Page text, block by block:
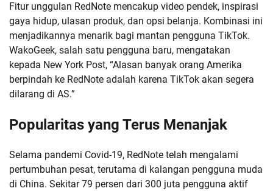
Fitur unggulan RedNote mencakup video pendek, inspirasi
gaya hidup, ulasan produk, dan opsi belanja. Kombinasi ini
menjadikannya menarik bagi mantan pengguna TikTok.
WakoGeek, salah satu pengguna baru, mengatakan
kepada New York Post, “Alasan banyak orang Amerika
berpindah ke RedNote adalah karena TikTok akan segera
dilarang di AS.”
Popularitas yang Terus Menanjak
Selama pandemi Covid-19, RedNote telah mengalami
pertumbuhan pesat, terutama di kalangan pengguna muda
di China. Sekitar 79 persen dari 300 juta pengguna aktif